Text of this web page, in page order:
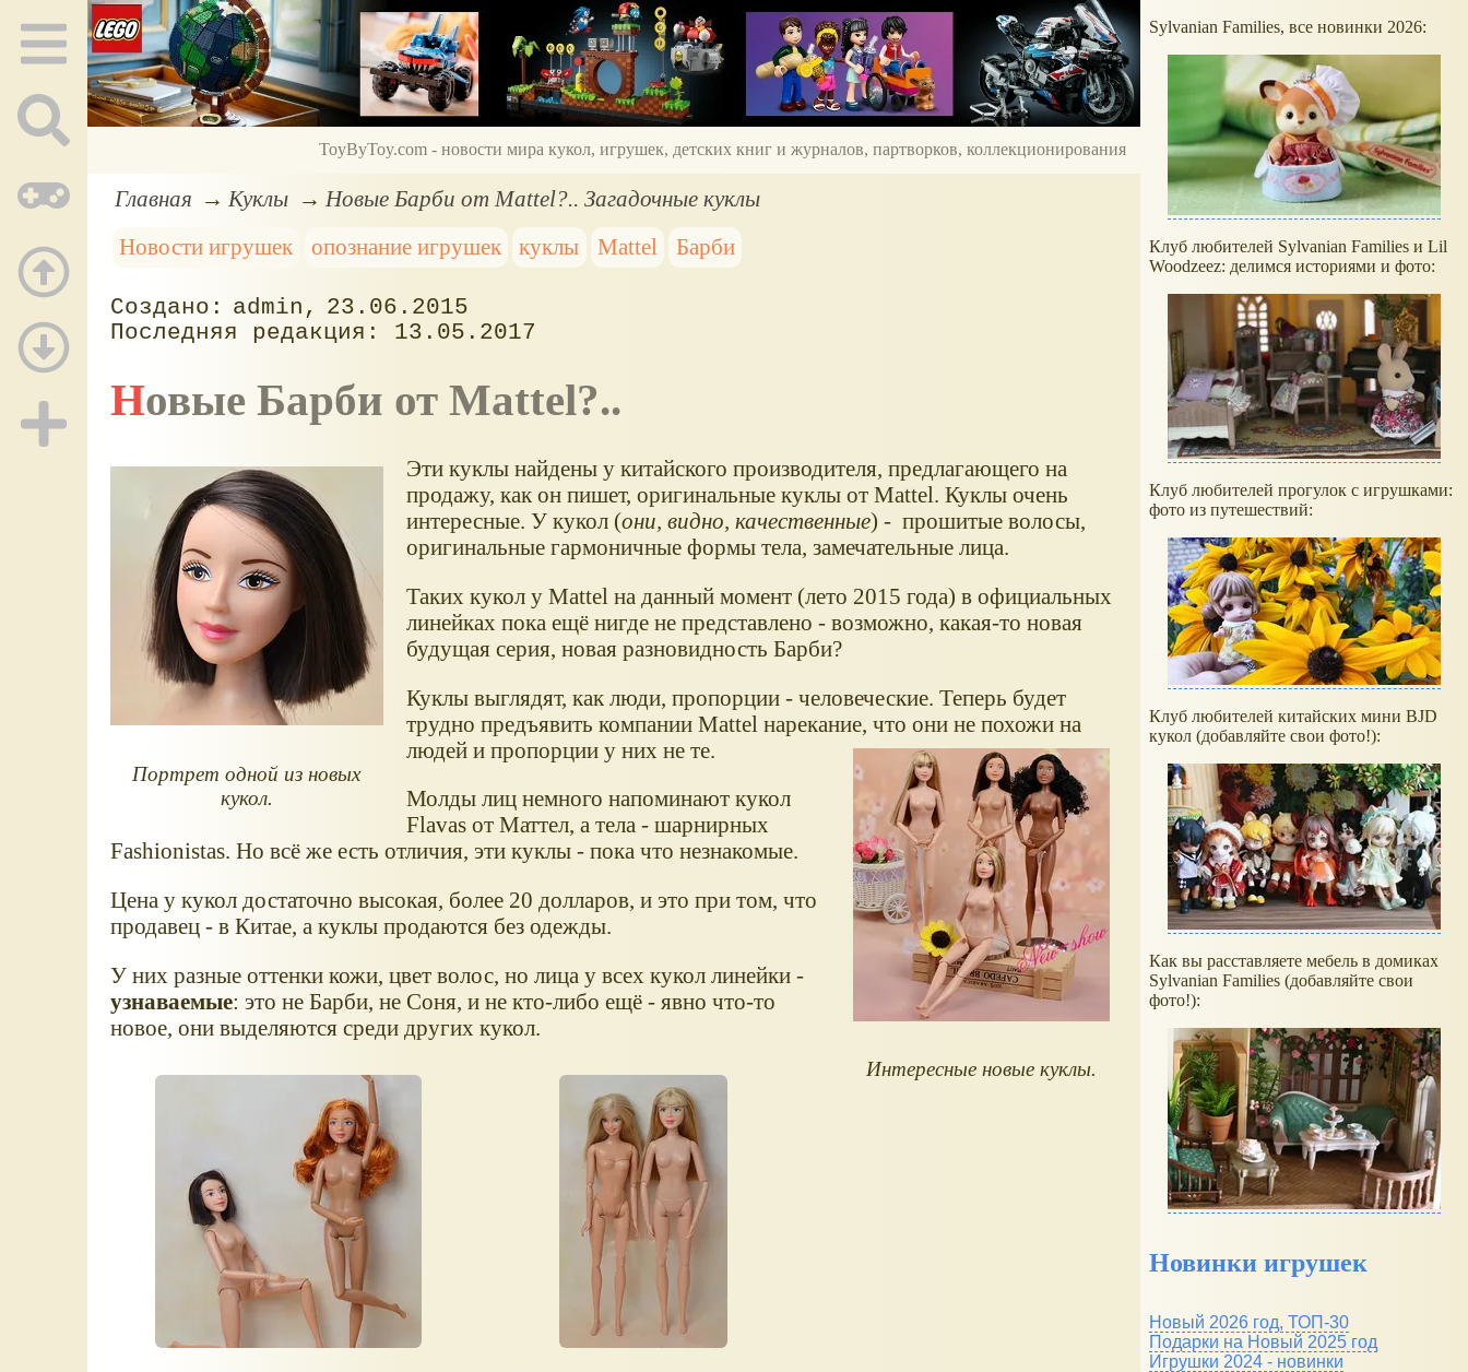
ToyByToy.com - новости мира кукол, игрушек, детских книг и журналов, партворков, коллекционирования
Главная Куклы
Новые Барби от Mattel?.. Загадочные куклы
Новости игрушек
опознание игрушек куклы Mattel Барби
admin
23.06.2015
13.05.2017
Новые Барби от Mattel?..
Портрет одной из новых
кукол.
Эти куклы найдены у китайского производителя, предлагающего на
продажу, как он пишет, оригинальные куклы от Mattel. Куклы очень
интересные. У кукол (они, видно, качественные) - прошитые волосы,
оригинальные гармоничные формы тела, замечательные лица.
Таких кукол у Mattel на данный момент (лето 2015 года) в официальных
линейках пока ещё нигде не представлено - возможно, какая-то новая
будущая серия, новая разновидность Барби?
Куклы выглядят, как люди, пропорции - человеческие. Теперь будет
трудно предъявить компании Mattel нарекание, что они не похожи на
людей и пропорции у них не те.
Интересные новые куклы.
Молды лиц немного напоминают кукол
Flavas от Маттел, а тела - шарнирных
Fashionistas. Но всё же есть отличия, эти куклы - пока что незнакомые.
Цена у кукол достаточно высокая, более 20 долларов, и это при том, что
продавец - в Китае, а куклы продаются без одежды.
У них разные оттенки кожи, цвет волос, но лица у всех кукол линейки -
узнаваемые: это не Барби, не Соня, и не кто-либо ещё - явно что-то
новое, они выделяются среди других кукол.
Sylvanian Families, все новинки 2026:
Клуб любителей Sylvanian Families и Lil
Woodzeez: делимся историями и фото:
Клуб любителей прогулок с игрушками:
фото из путешествий:
Клуб любителей китайских мини BJD
кукол (добавляйте свои фото!):
Как вы расставляете мебель в домиках
Sylvanian Families (добавляйте свои
фото!):
Новинки игрушек
Новый 2026 год, ТОП-30
Подарки на Новый 2025 год
Игрушки 2024 - новинки